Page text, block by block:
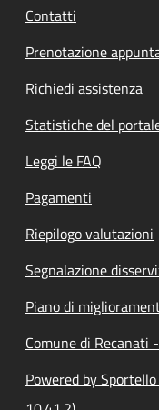
Contatti
Prenotazione
Richiedi assistenza
Statistiche del
Leggi le FAQ
Pagamenti
Riepilogo valutazioni
Segnalazione
Piano di
Comune di Recanati
Powered by